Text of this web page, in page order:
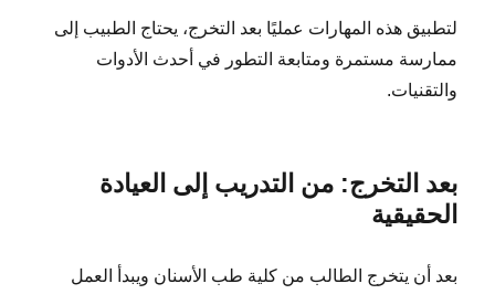
لتطبيق هذه المهارات عمليًا بعد التخرج، يحتاج الطبيب إلى
ممارسة مستمرة ومتابعة التطور في أحدث الأدوات
والتقنيات.
بعد التخرج: من التدريب إلى العيادة
الحقيقية
بعد أن يتخرج الطالب من كلية طب الأسنان ويبدأ العمل